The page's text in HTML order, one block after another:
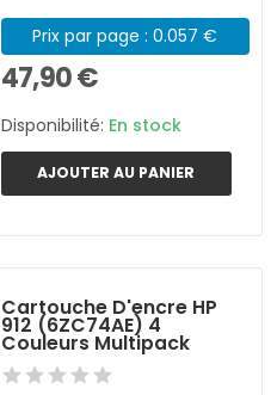
Prix par page : 0.057 €
47,90 €
Disponibilité: En stock
AJOUTER AU PANIER
Cartouche D'encre HP
912 (6ZC74AE) 4
Couleurs Multipack